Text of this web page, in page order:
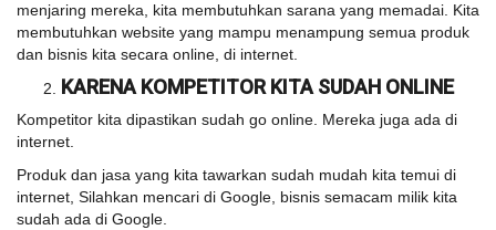
menjaring mereka, kita membutuhkan sarana yang memadai. Kita
membutuhkan website yang mampu menampung semua produk
dan bisnis kita secara online, di internet.
KARENA KOMPETITOR KITA SUDAH ONLINE
Kompetitor kita dipastikan sudah go online. Mereka juga ada di
internet.
Produk dan jasa yang kita tawarkan sudah mudah kita temui di
internet, Silahkan mencari di Google, bisnis semacam milik kita
sudah ada di Google.